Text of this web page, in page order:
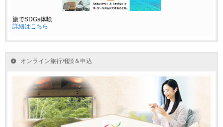
旅でSDGs体験
詳細はこちら
オンライン旅行相談＆申込